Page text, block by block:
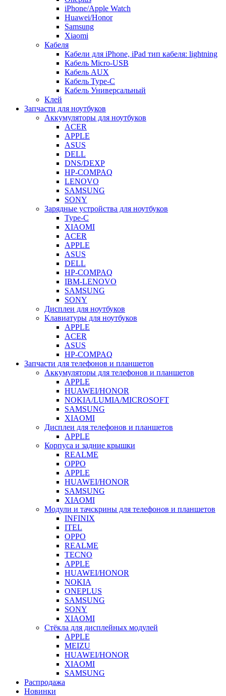
iPhone/Apple Watch
Huawei/Honor
Samsung
Xiaomi
Кабеля
Кабели для iPhone, iPad тип кабеля: lightning
Кабель Micro-USB
Кабель AUX
Кабель Type-C
Кабель Универсальный
Клей
Запчасти для ноутбуков
Аккумуляторы для ноутбуков
ACER
APPLE
ASUS
DELL
DNS/DEXP
HP-COMPAQ
LENOVO
SAMSUNG
SONY
Зарядные устройства для ноутбуков
Type-C
XIAOMI
ACER
APPLE
ASUS
DELL
HP-COMPAQ
IBM-LENOVO
SAMSUNG
SONY
Дисплеи для ноутбуков
Клавиатуры для ноутбуков
APPLE
ACER
ASUS
HP-COMPAQ
Запчасти для телефонов и планшетов
Аккумуляторы для телефонов и планшетов
APPLE
HUAWEI/HONOR
NOKIA/LUMIA/MICROSOFT
SAMSUNG
XIAOMI
Дисплеи для телефонов и планшетов
APPLE
Корпуса и задние крышки
REALME
OPPO
APPLE
HUAWEI/HONOR
SAMSUNG
XIAOMI
Модули и тачскрины для телефонов и планшетов
INFINIX
ITEL
OPPO
REALME
TECNO
APPLE
HUAWEI/HONOR
NOKIA
ONEPLUS
SAMSUNG
SONY
XIAOMI
Стёкла для дисплейных модулей
APPLE
MEIZU
HUAWEI/HONOR
XIAOMI
SAMSUNG
Распродажа
Новинки